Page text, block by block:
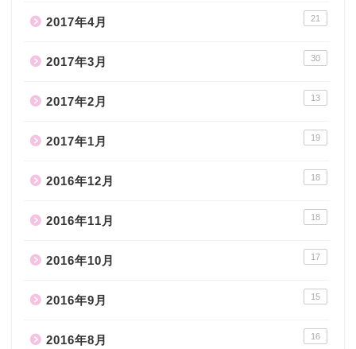
2017年4月 21
2017年3月 30
2017年2月 13
2017年1月 19
2016年12月 18
2016年11月 18
2016年10月 17
2016年9月 15
2016年8月 16